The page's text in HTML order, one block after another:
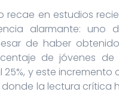
en estudios
alarmante: uno
de haber
de jóvenes
25%, y este
la lectura crítica